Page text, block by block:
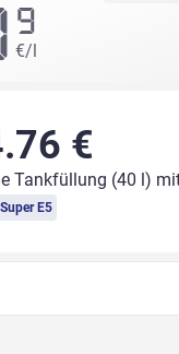
9
€/l
€
Tankfüllung (40 l)
Super E5